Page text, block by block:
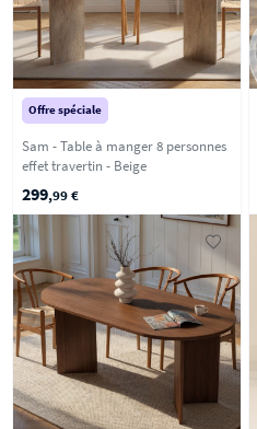
Offre spéciale
Sam - Table à manger 8 personnes
effet travertin - Beige
299,99 €